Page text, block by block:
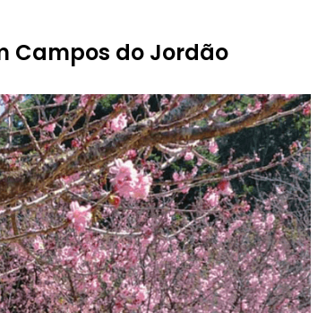
Campos do Jordão